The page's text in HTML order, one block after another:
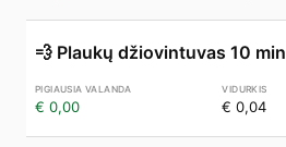
💨 Plaukų džiovintuvas 10 min
€ 0,00 € 0,04